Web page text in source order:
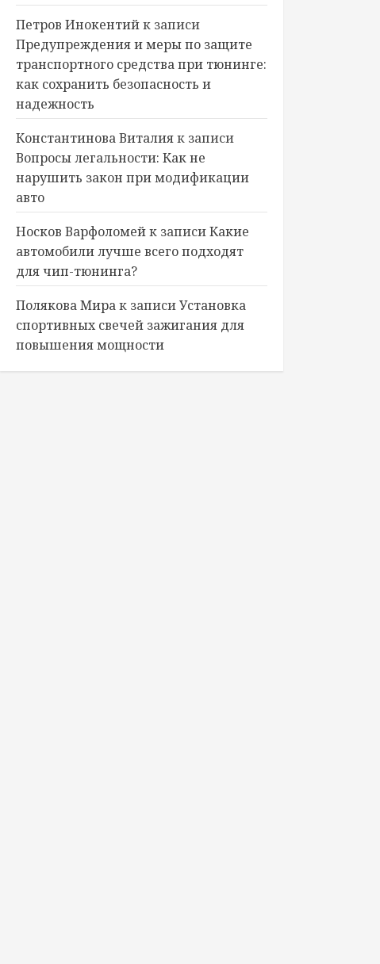
Петров Инокентийк записи
Предупреждения и меры по защите
транспортного средства при тюнинге:
как сохранить безопасность и
надежность
Константинова Виталияк записи
Вопросы легальности: Как не
нарушить закон при модификации
авто
Носков Варфоломейк записиКакие
автомобили лучше всего подходят
для чип-тюнинга?
Полякова Мирак записиУстановка
спортивных свечей зажигания для
повышения мощности